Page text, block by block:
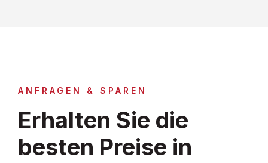
ANFRAGEN & SPAREN
Erhalten Sie die
besten Preise in